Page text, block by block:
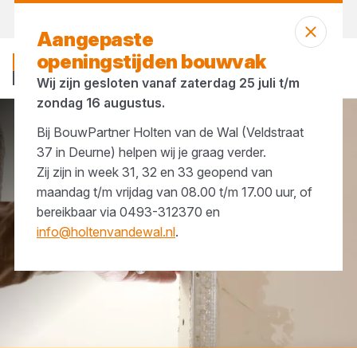
Profielen Stucprofielen
Aangepaste
openingstijden bouwvak
Wij zijn gesloten vanaf zaterdag 25 juli t/m
zondag 16 augustus.
Bij BouwPartner Holten van de Wal (Veldstraat
37 in Deurne) helpen wij je graag verder.
Zij zijn in week 31, 32 en 33 geopend van
maandag t/m vrijdag van 08.00 t/m 17.00 uur, of
bereikbaar via 0493-312370 en
info@holtenvandewal.nl.